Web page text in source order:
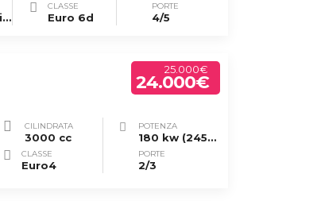
Automatico/sequenziale
CLASSE
Euro 6d
PORTE
4/5
25.000€
24.000€
CILINDRATA
3000 cc
POTENZA
180 kw (245cv)
CLASSE
Euro4
PORTE
2/3